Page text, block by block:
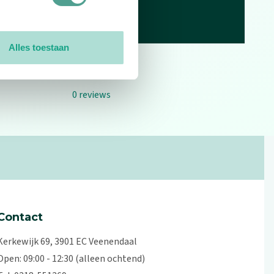
Alles toestaan
0 reviews
69, 3901 EC Veenendaal
09:00 - 12:30 (alleen ochtend)